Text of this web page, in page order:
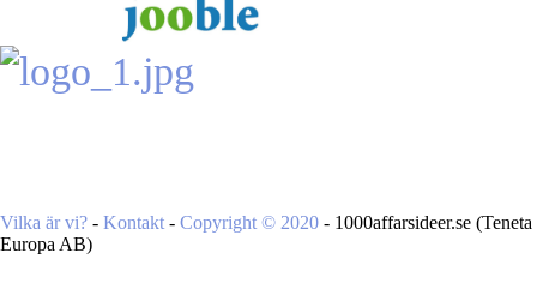
Vilka är vi? - Kontakt - Copyright © 2020 - 1000affarsideer.se (Teneta
Europa AB)